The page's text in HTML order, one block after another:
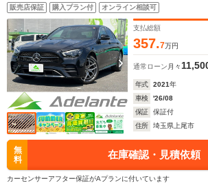
AW・地デジTV・アロマディフューザー・
車・ブルメスターサウンド・シートヒータ
モリー・
販売店保証 購入プラン付 オンライン相談可
支払総額
357.7万円
通常ローン 月々
年式 2021年
車検
'26/08
保証
保証付
住所
埼玉県上尾市
無
料
在庫確認・見積依頼
カーセンサーアフター保証がAプランに付いています